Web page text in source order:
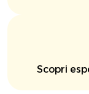
Scopri